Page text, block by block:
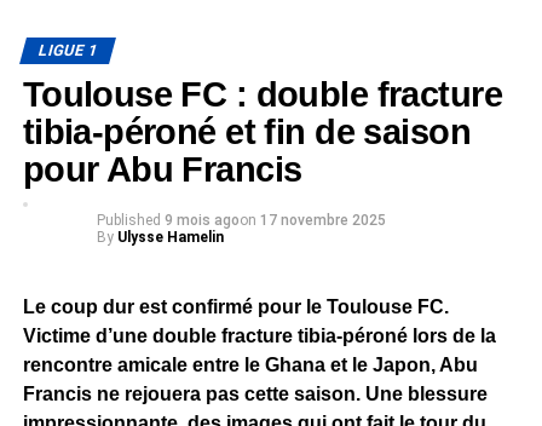
LIGUE 1
Toulouse FC : double fracture
tibia-péroné et fin de saison
pour Abu Francis
Published 9 mois agoon 17 novembre 2025
By Ulysse Hamelin
Le coup dur est confirmé pour le Toulouse FC.
Victime d’une double fracture tibia-péroné lors de la
rencontre amicale entre le Ghana et le Japon, Abu
Francis ne rejouera pas cette saison. Une blessure